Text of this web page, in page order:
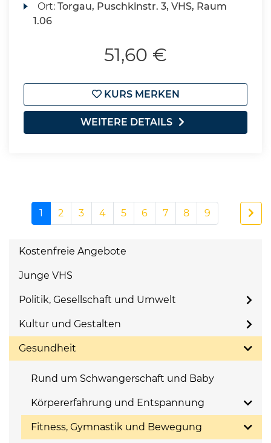
Ort:Torgau, Puschkinstr. 3, VHS, Raum
1.06
51,60 €
KURS MERKEN
WEITERE DETAILS
1 2 3 4 5 6 7 8 9
Kostenfreie Angebote
Junge VHS
Politik, Gesellschaft und Umwelt
Kultur und Gestalten
Gesundheit
Rund um Schwangerschaft und Baby
Körpererfahrung und Entspannung
Fitness, Gymnastik und Bewegung